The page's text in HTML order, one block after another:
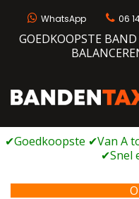
WhatsApp 06
GOEDKOOPSTE